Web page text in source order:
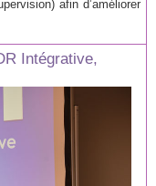
afin d’améliorer
Intégrative,